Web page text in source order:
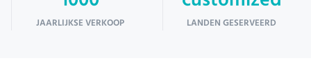
JAARLIJKSE VERKOOP LANDEN GESERVEERD